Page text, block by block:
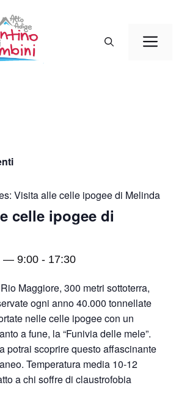
Visita alle celle ipogee di Melinda
celle ipogee di
— 9:00 - 17:30
Maggiore, 300 metri sottoterra,
ogni anno 40.000 tonnellate
nelle celle ipogee con un
a fune, la “Funivia delle mele”.
potrai scoprire questo affascinante
Temperatura media 10-12
a chi soffre di claustrofobia